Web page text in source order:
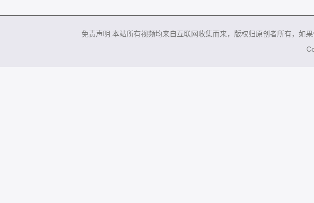
免责声明:本站所有视频均来自互联网收集而来，版权归原创者所有，如